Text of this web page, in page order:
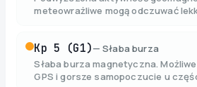
meteowrażliwe mogą odczuwać
Kp 5 (G1)—Słaba burza
Słaba burza magnetyczna.
GPS i gorsze samopoczucie u